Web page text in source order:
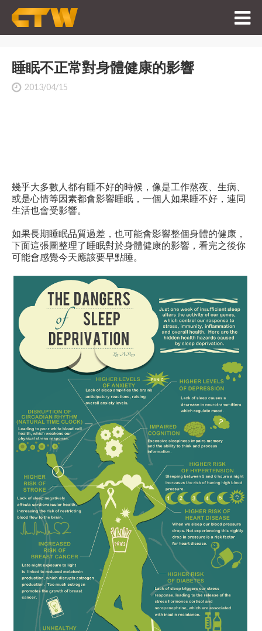
睡眠不正常對身體健康的影響
2013/04/15
幾乎大多數人都有睡不好的時候，像是工作熬夜、生病、
或是心情等因素都會影響睡眠，一個人如果睡不好，連同
生活也會受影響。
如果長期睡眠品質過差，也可能會影響整個身體的健康，
下面這張圖整理了睡眠對於身體健康的影響，看完之後你
可能會感覺今天應該要早點睡。